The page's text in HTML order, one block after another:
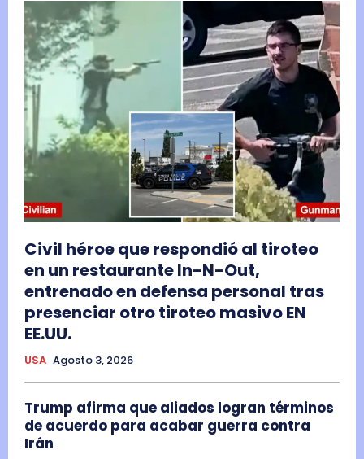
Civil héroe que respondió al tiroteo
en un restaurante In-N-Out,
entrenado en defensa personal tras
presenciar otro tiroteo masivo EN
EE.UU.
USA Agosto 3, 2026
Trump afirma que aliados logran términos
de acuerdo para acabar guerra contra
Irán